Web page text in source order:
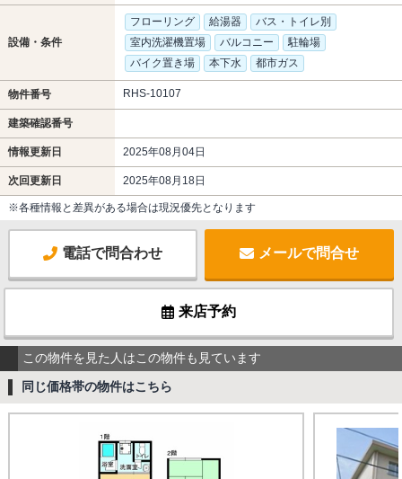
設備・条件
フローリング 給湯器
バス・トイレ別
室内洗濯機置場
バルコニー
駐輪場
バイク置き場
本下水 都市ガス
物件番号 RHS-10107
建築確認番号
情報更新日 2025年08月04日
次回更新日 2025年08月18日
※各種情報と差異がある場合は現況優先となります
電話で問合わせ メールで問合せ
来店予約
この物件を見た人はこの物件も見ています
同じ価格帯の物件はこちら